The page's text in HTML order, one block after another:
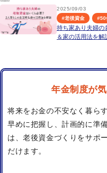
2025/09/03
#老後資金 #50
持ち家あり夫婦の
＆家の活用法を解
年金制度が
将来をお金の不安なく暮ら
早めに把握し、計画的に準
は、老後資金づくりをサポ
だけます。